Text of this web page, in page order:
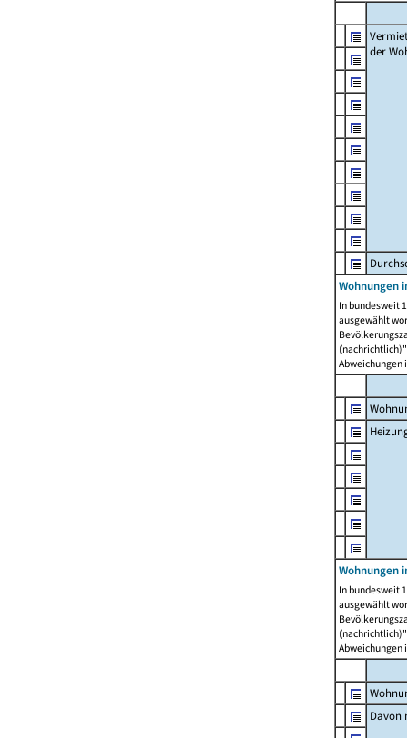
der
Wohnungen
In bundesweit
ausgewählt
Abweichungen
Wohnungen
In bundesweit
ausgewählt
Abweichungen
Davon